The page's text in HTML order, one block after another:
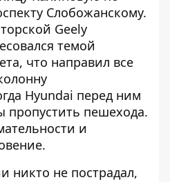
Слобожанскому.
Geely
темой
что направил все
Hyundai перед ним
пропустить пешехода.
и
никто не пострадал,